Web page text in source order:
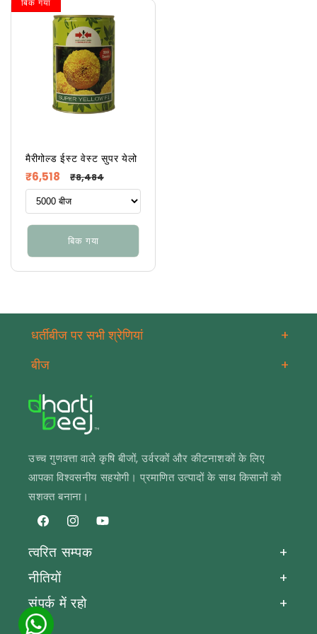
बिक गया
मैरीगोल्ड ईस्ट वेस्ट सुपर येलो
नियमित
रूप
से
मूल्य
₹6,518 ₹8,484
कीमत
बिक गया
धर्तीबीज पर सभी श्रेणियां
+
बीज
+
उच्च गुणवत्ता वाले कृषि बीजों, उर्वरकों और कीटनाशकों के लिए
आपका विश्वसनीय सहयोगी। प्रमाणित उत्पादों के साथ किसानों को
सशक्त बनाना।
फेसबुक Instagram
यूट्यूब
त्वरित सम्पक +
नीतियों +
संपर्क में रहो +